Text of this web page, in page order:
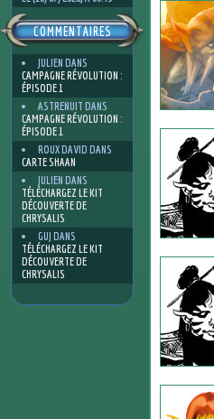
COMMENTAIRES
JULIEN DANS
CAMPAGNE RÉVOLUTION :
ÉPISODE 1
ASTRENUIT DANS
CAMPAGNE RÉVOLUTION :
ÉPISODE 1
ROUX DAVID DANS
CARTE SHAAN
JULIEN DANS
TÉLÉCHARGEZ LE KIT
DÉCOUVERTE DE
CHRYSALIS
GUJ DANS
TÉLÉCHARGEZ LE KIT
DÉCOUVERTE DE
CHRYSALIS